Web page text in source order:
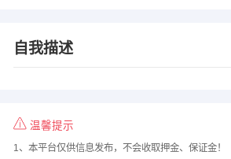
自我描述
温馨提示
1、本平台仅供信息发布，不会收取押金、保证金！